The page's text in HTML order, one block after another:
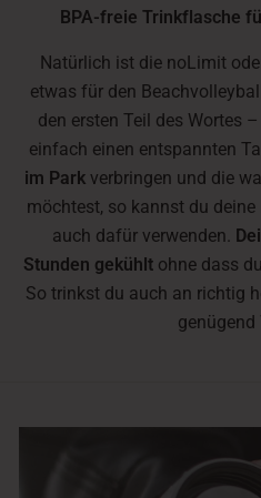
BPA-freie Trinkflasche
Natürlich ist die noLimit
etwas für den
den ersten Teil des Wortes
einfach einen entspannten
im Park verbringen und die
möchtest, so kannst du
auch dafür verwenden.
Stunden gekühlt ohne dass
So trinkst du auch an richtig
genügend